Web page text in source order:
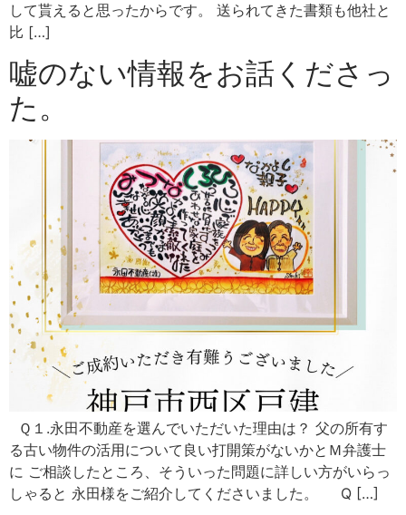
して貰えると思ったからです。 送られてきた書類も他社と
比 […]
嘘のない情報をお話くださっ
た。
Ｑ１.永田不動産を選んでいただいた理由は？ 父の所有す
る古い物件の活用について良い打開策がないかとＭ弁護士
に ご相談したところ、そういった問題に詳しい方がいらっ
しゃると 永田様をご紹介してくださいました。 Q […]